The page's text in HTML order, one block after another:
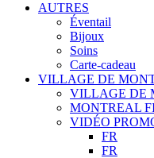
AUTRES
Éventail
Bijoux
Soins
Carte-cadeau
VILLAGE DE
VILLAGE DE
MONTREAL
VIDÉO
FR
FR